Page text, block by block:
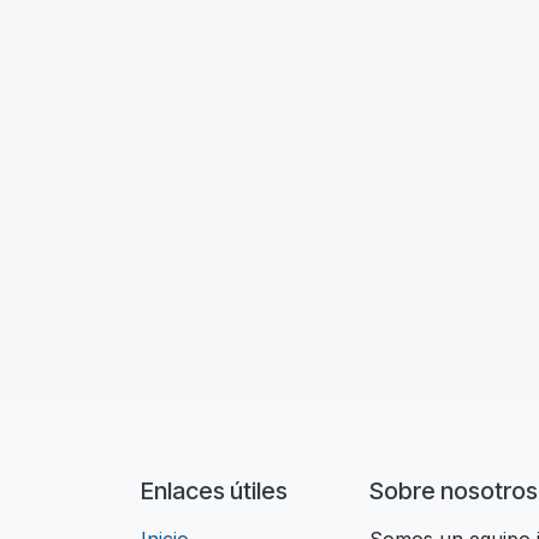
Enlaces útiles Sobre nosotros